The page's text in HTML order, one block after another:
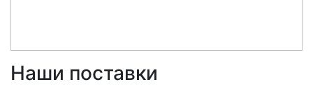
Наши поставки